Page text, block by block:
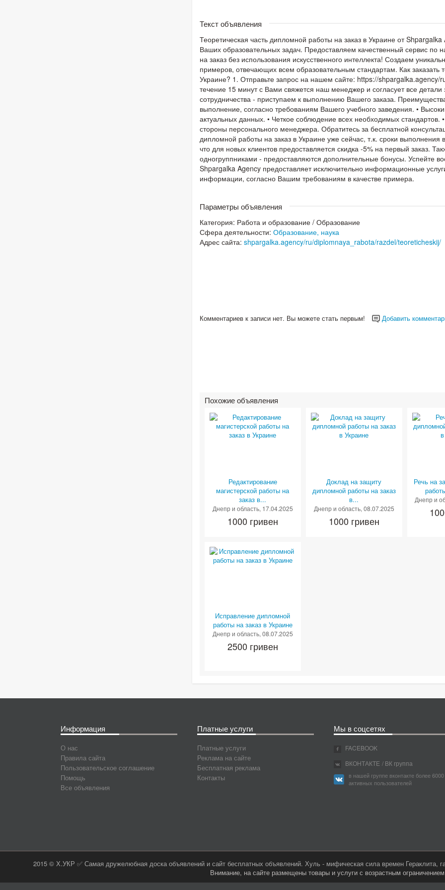
Текст объявления
Теоретическая часть дипломной работы на заказ в Украине от
Ваших образовательных задач. Предоставляем качественный сервис по
на заказ без использования искусственного интеллекта! Создаем
примеров, отвечающих всем образовательным стандартам. Как заказать
Украине? 1. Отправьте запрос на нашем сайте: https://
течение 15 минут с Вами свяжется наш менеджер и согласует все детали
сотрудничества - приступаем к выполнению Вашего заказа.
выполнение, согласно требованиям Вашего учебного заведения. •
актуальных данных. • Четкое соблюдение всех необходимых стандартов.
стороны персонального менеджера. Обратитесь за бесплатной
дипломной работы на заказ в Украине уже сейчас, т.к. сроки
что для новых клиентов предоставляется скидка -5% на первый заказ.
одногруппниками - предоставляются дополнительные бонусы. Успейте
Shpargalka Agency предоставляет исключительно информационные
информации, согласно Вашим требованиям в качестве примера.
Параметры объявления
Категория: Работа и образование / Образование
Сфера деятельности: Образование, наука
Адрес сайта: shpargalka.agency/ru/diplomnaya_rabota/razdel/teoreticheskij/
Комментариев к записи нет. Вы можете стать первым! Добавить
Похожие объявления
Редактирование
магистерской работы на
заказ в...
Днепр и область, 17.04.2025
1000 гривен
Доклад на защиту
дипломной работы на заказ
в...
Днепр и область, 08.07.2025
1000 гривен
Речь на
Днепр и
Исправление дипломной
работы на заказ в Украине
Днепр и область, 08.07.2025
2500 гривен
Информация
О нас
Правила сайта
Пользовательское соглашение
Помощь
Все объявления
Платные услуги
Платные услуги
Реклама на сайте
Бесплатная реклама
Контакты
Мы в соцсетях
FACEBOOK
ВКОНТАКТЕ / ВК группа
в нашей группе вконтакте более 6000
активных пользователей
2015 © Х.УКР ✅ Самая дружелюбная доска объявлений и сайт бесплатных объявлений. Хуль - мифическая сила времен Гераклита,
Внимание, на сайте размещены товары и услуги с возрастным